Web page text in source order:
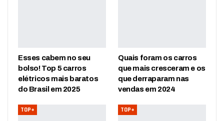
Esses cabem no seu
bolso! Top 5 carros
elétricos mais baratos
do Brasil em 2025
Quais foram os carros
que mais cresceram e os
que derraparam nas
vendas em 2024
TOP+ TOP+